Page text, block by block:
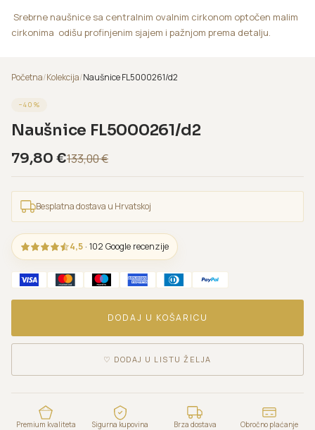
Srebrne naušnice sa centralnim ovalnim cirkonom optočen malim
cirkonima odišu profinjenim sjajem i pažnjom prema detalju.
Početna/Kolekcija/Naušnice FL5000261/d2
−40 %
Naušnice FL5000261/d2
79,80 €133,00€
Besplatna dostava u Hrvatskoj
4,5 · 102 Google recenzije
DODAJ U KOŠARICU
♡ DODAJ U LISTU ŽELJA
Premium kvaliteta Sigurna kupovina Brza dostava Obročno plaćanje